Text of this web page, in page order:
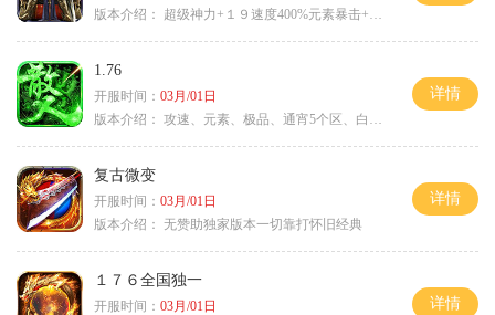
版本介绍：
超级神力+１９速度400%元素暴击+６６
1.76
开服时间： 03月/01日
版本介绍： 攻速、元素、极品、通宵5个区、白天10个区
详情
复古微变
开服时间： 03月/01日
版本介绍： 无赞助独家版本一切靠打怀旧经典
详情
１７６全国独一
开服时间： 03月/01日
详情